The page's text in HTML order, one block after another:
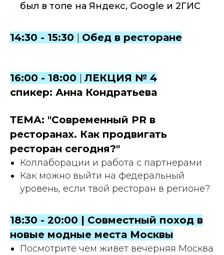
был в топе на Яндекс, Google и 2ГИС
14:30 - 15:30 | Обед в ресторане
16:00 - 18:00 | ЛЕКЦИЯ № 4
спикер: Анна Кондратьева
ТЕМА: "Современный PR в
ресторанах. Как продвигать
ресторан сегодня?"
Коллаборации и работа с партнерами
Как можно выйти на федеральный
уровень, если твой ресторан в регионе?
18:30 - 20:00 | Совместный поход в
новые модные места Москвы
Посмотрите чем живет вечерняя Москва